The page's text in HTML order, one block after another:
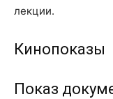
лекции.
Кинопоказы
Показ